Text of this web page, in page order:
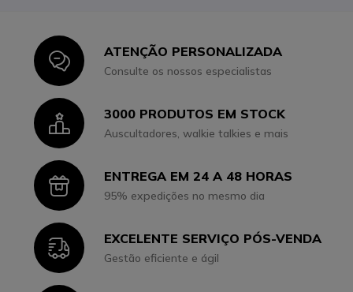
IconATENÇÃO PERSONALIZADA
Consulte os nossos especialistas
Icon3000 PRODUTOS EM STOCK
Auscultadores, walkie talkies e mais
IconENTREGA EM 24 A 48 HORAS
95% expedições no mesmo dia
IconEXCELENTE SERVIÇO PÓS-VENDA
Gestão eficiente e ágil